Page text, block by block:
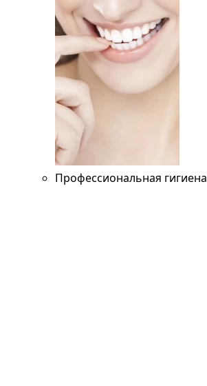
Профессиональная гигиена